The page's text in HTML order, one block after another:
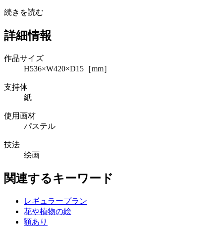
続きを読む
詳細情報
作品サイズ
H536×W420×D15［mm］
支持体
紙
使用画材
パステル
技法
絵画
関連するキーワード
レギュラープラン
花や植物の絵
額あり